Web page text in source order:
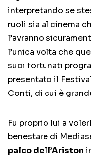
interpretando se
ruoli sia al cinema
l’avranno
l’unica volta che
suoi fortunati
presentato il
Conti, di cui è
Fu proprio lui a
benestare di
palco dell’Ariston